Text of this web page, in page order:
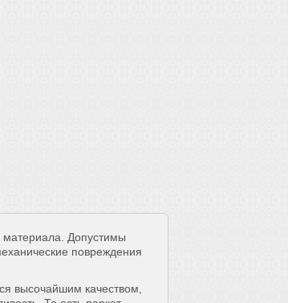
Допустимы
повреждения
высочайшим качеством,